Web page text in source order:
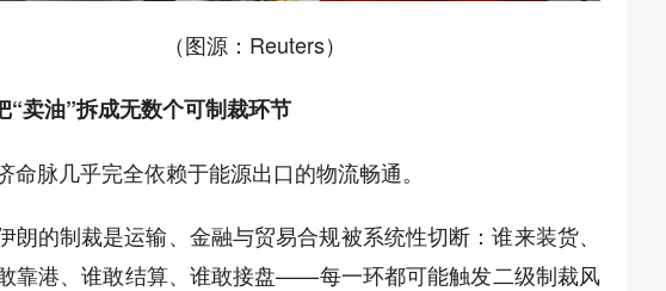
（图源：Reuters）
“卖油”拆成无数个可制裁环节
命脉几乎完全依赖于能源出口的物流畅通。
朗的制裁是运输、金融与贸易合规被系统性切断：谁来装货、
靠港、谁敢结算、谁敢接盘——每一环都可能触发二级制裁风